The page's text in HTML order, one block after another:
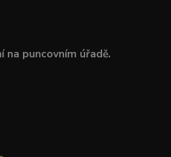
na puncovním úřadě.